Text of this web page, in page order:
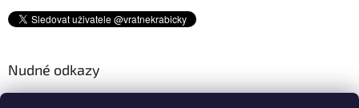
Nudné odkazy